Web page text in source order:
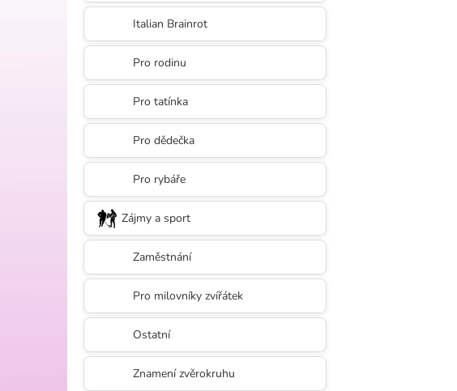
Italian Brainrot
Pro rodinu
Pro tatínka
Pro dědečka
Pro rybáře
Zájmy a sport
Zaměstnání
Pro milovníky zvířátek
Ostatní
Znamení zvěrokruhu